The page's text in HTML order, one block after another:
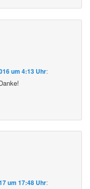
um 4:13 Uhr:
um 17:48 Uhr: